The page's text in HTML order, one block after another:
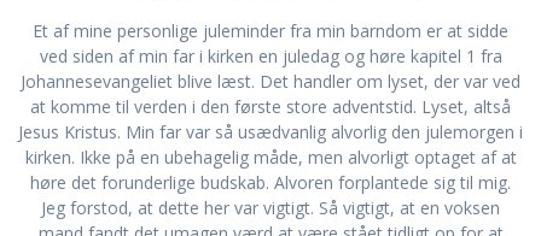
Et af mine personlige juleminder fra min barndom er at sidde
ved siden af min far i kirken en juledag og høre kapitel 1 fra
Johannesevangeliet blive læst. Det handler om lyset, der var ved
at komme til verden i den første store adventstid. Lyset, altså
Jesus Kristus. Min far var så usædvanlig alvorlig den julemorgen i
kirken. Ikke på en ubehagelig måde, men alvorligt optaget af at
høre det forunderlige budskab. Alvoren forplantede sig til mig.
Jeg forstod, at dette her var vigtigt. Så vigtigt, at en voksen